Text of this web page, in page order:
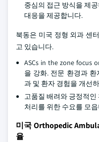
중심의 접근 방식을 제
대응을 제공합니다.
북동은 미국 정형 외과 센
고 있습니다.
ASCs in the zone focus
을 강화. 전문 환경과
과 및 환자 경험을 개선
고품질 배려와 긍정적
처리를 위한 수요를 모
미국 Orthopedic
율